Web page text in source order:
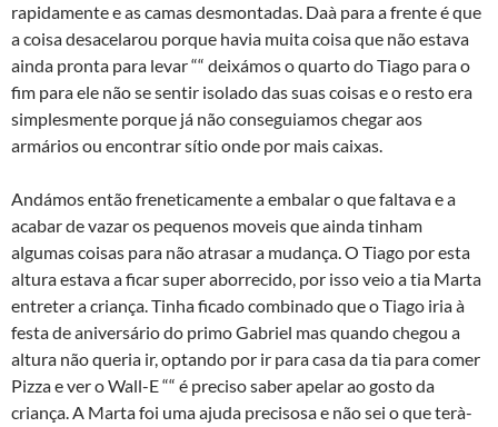
rapidamente e as camas desmontadas. Daà­ para a frente é que
a coisa desacelarou porque havia muita coisa que não estava
ainda pronta para levar ““ deixámos o quarto do Tiago para o
fim para ele não se sentir isolado das suas coisas e o resto era
simplesmente porque já não conseguiamos chegar aos
armários ou encontrar sí­tio onde por mais caixas.
Andámos então freneticamente a embalar o que faltava e a
acabar de vazar os pequenos moveis que ainda tinham
algumas coisas para não atrasar a mudança. O Tiago por esta
altura estava a ficar super aborrecido, por isso veio a tia Marta
entreter a criança. Tinha ficado combinado que o Tiago iria à
festa de aniversário do primo Gabriel mas quando chegou a
altura não queria ir, optando por ir para casa da tia para comer
Pizza e ver o Wall-E ““ é preciso saber apelar ao gosto da
criança. A Marta foi uma ajuda precisosa e não sei o que terà­